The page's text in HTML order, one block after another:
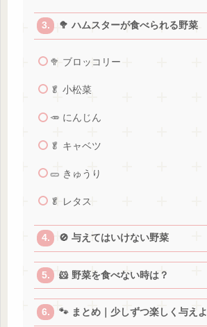
🥦 ハムスターが食べられる野菜
🥦 ブロッコリー
🥬 小松菜
🥕 にんじん
🥬 キャベツ
🥒 きゅうり
🥬 レタス
🚫 与えてはいけない野菜
🐹 野菜を食べない時は？
🐾 まとめ｜少しずつ楽しく与え